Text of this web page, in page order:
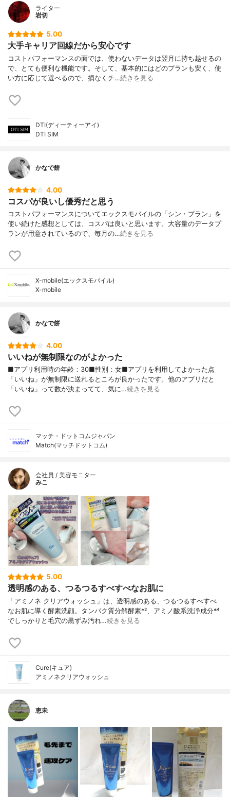
ライター
岩切
5.00
大手キャリア回線だから安心です
コストパフォーマンスの面では、使わないデータは翌月に持ち越せるの
で、とても便利な機能です。そして、基本的にはどのプランも安く、使
い方に応じて選べるので、損なくチ…続きを見る
DTI(ディーティーアイ)
DTI SIM
かなで餅
4.00
コスパが良いし優秀だと思う
コストパフォーマンスについてエックスモバイルの「シン・プラン」を
使い続けた感想としては、コスパは良いと思います。大容量のデータプ
ランが用意されているので、毎月の…続きを見る
X-mobile(エックスモバイル)
X-mobile
かなで餅
4.00
いいねが無制限なのがよかった
■アプリ利用時の年齢：30■性別：女■アプリを利用してよかった点
「いいね」が無制限に送れるところが良かったです。他のアプリだと
「いいね」って数が決まってて、気に…続きを見る
マッチ・ドットコムジャパン
Match(マッチドットコム)
会社員 / 美容モニター
みこ
5.00
透明感のある、つるつるすべすべなお肌に
「アミノネ クリアウォッシュ」は、透明感のある、つるつるすべすべ
なお肌に導く酵素洗顔。タンパク質分解酵素*²、アミノ酸系洗浄成分*⁴
でしっかりと毛穴の黒ずみ汚れ…続きを見る
Cure(キュア)
アミノネクリアウォッシュ
恵未